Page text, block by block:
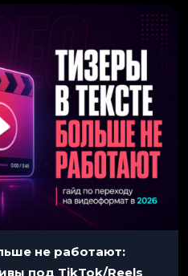
не работают:
под TikTok/Reels